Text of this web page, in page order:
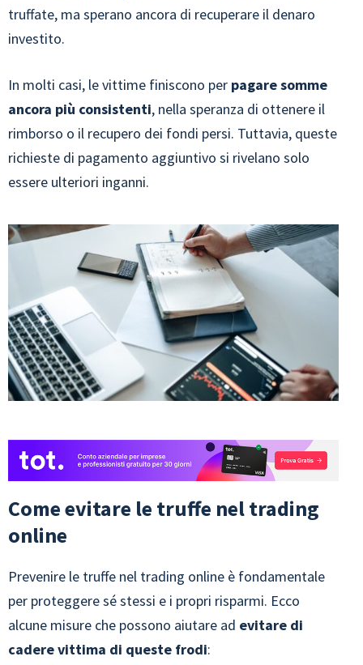
truffate, ma sperano ancora di recuperare il denaro
investito.
In molti casi, le vittime finiscono per pagare somme
ancora più consistenti, nella speranza di ottenere il
rimborso o il recupero dei fondi persi. Tuttavia, queste
richieste di pagamento aggiuntivo si rivelano solo
essere ulteriori inganni.
Come evitare le truffe nel trading
online
Prevenire le truffe nel trading online è fondamentale
per proteggere sé stessi e i propri risparmi. Ecco
alcune misure che possono aiutare ad evitare di
cadere vittima di queste frodi: